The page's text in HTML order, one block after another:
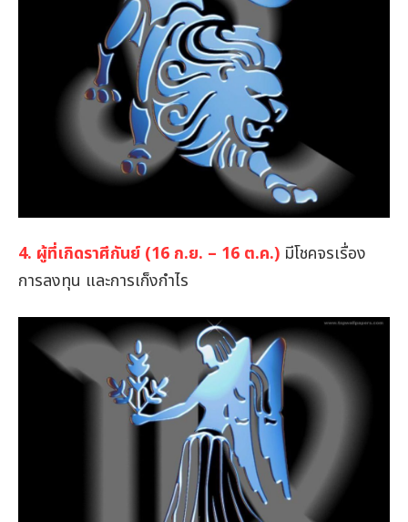
4. ผู้ที่เกิดราศีกันย์ (16 ก.ย. – 16 ต.ค.) มีโชคจรเรื่อง
การลงทุน และการเก็งกำไร